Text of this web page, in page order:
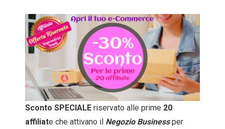
Sconto SPECIALE riservato alle prime 20
affiliate che attivano il Negozio Businessper